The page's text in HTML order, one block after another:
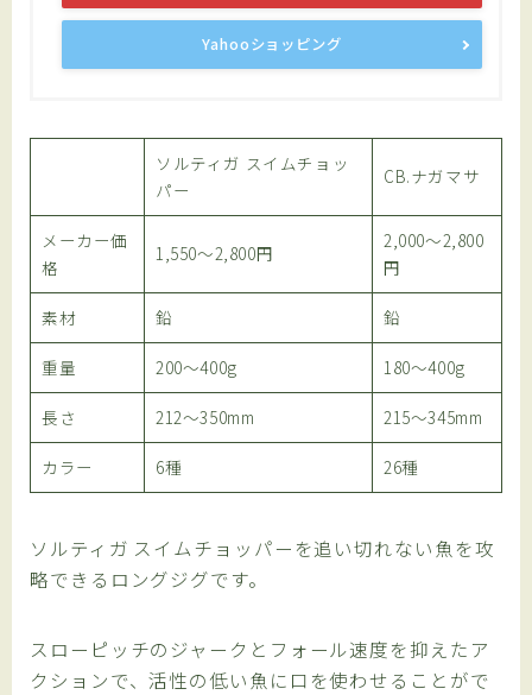
Yahooショッピング
ソルティガ スイムチョッ
パー
CB.ナガマサ
メーカー価
格
1,550～2,800円
2,000～2,800
円
素材 鉛 鉛
重量 200～400g 180～400g
長さ 212～350mm 215～345mm
カラー 6種 26種
ソルティガ スイムチョッパーを追い切れない魚を攻
略できるロングジグです。
スローピッチのジャークとフォール速度を抑えたア
クションで、活性の低い魚に口を使わせることがで